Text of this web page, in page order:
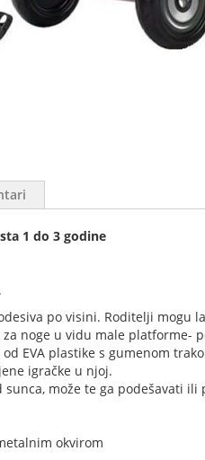
1 do 3 godine
po visini. Roditelji mogu
noge u vidu male platforme-
EVA plastike s gumenom
igračke u njoj.
može te ga podešavati
okvirom